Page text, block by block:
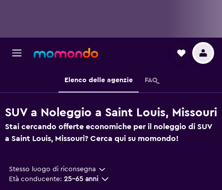
Elenco delle agenzie FAQ
SUV a Noleggio a Saint Louis, Missouri
Stai cercando offerte economiche per il noleggio di SUV
a Saint Louis, Missouri? Cerca qui su momondo!
Stesso luogo di riconsegna
Età conducente: 25-65 anni